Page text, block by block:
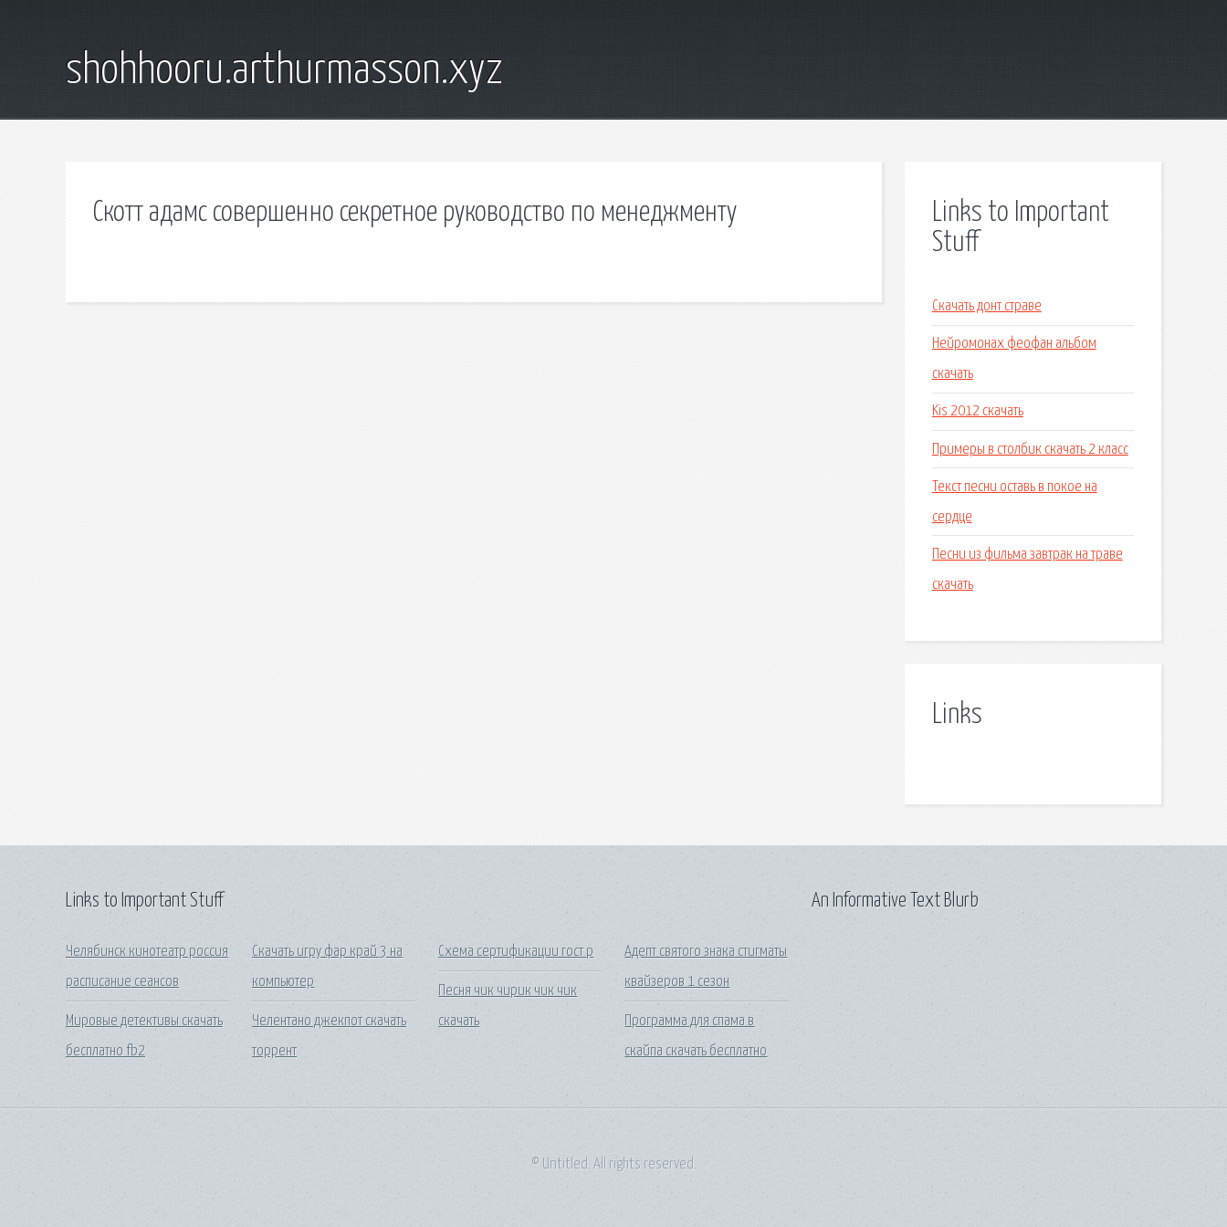
shohhooru.arthurmasson.xyz
Скотт адамс совершенно секретное руководство по менеджменту
Links to Important
Stuff
Скачать донт страве
Нейромонах феофан альбом
скачать
Kis 2012 скачать
Примеры в столбик скачать 2 класс
Текст песни оставь в покое на
сердце
Песни из фильма завтрак на траве
скачать
Links
Links to Important Stuff
Челябинск кинотеатр россия
расписание сеансов
Мировые детективы скачать
бесплатно fb2
Скачать игру фар край 3 на
компьютер
Челентано джекпот скачать
торрент
Схема сертификации гост р
Песня чик чирик чик чик
скачать
Адепт святого знака стигматы
квайзеров 1 сезон
Программа для спама в
скайпа скачать бесплатно
An Informative Text Blurb
© Untitled. All rights reserved.